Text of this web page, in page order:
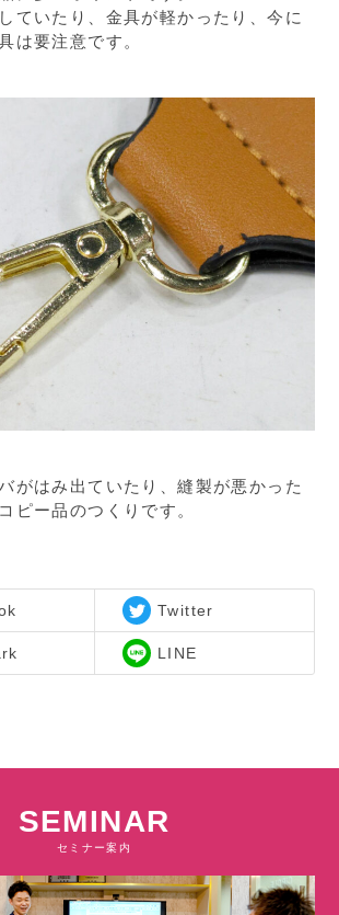
ていたり、金具が軽かったり、今に
は要注意です。
がはみ出ていたり、縫製が悪かった
ピー品のつくりです。
Twitter
LINE
SEMINAR
セミナー案内